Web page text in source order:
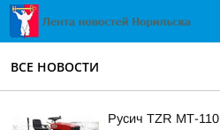
ВСЕ НОВОСТИ
Русич TZR МТ-